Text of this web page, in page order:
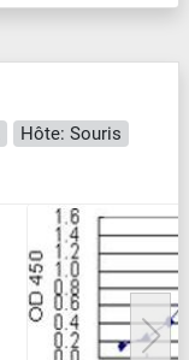
Hôte: Souris